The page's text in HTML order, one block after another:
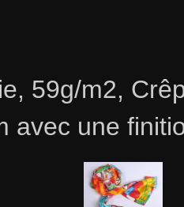
59g/m2,
avec une